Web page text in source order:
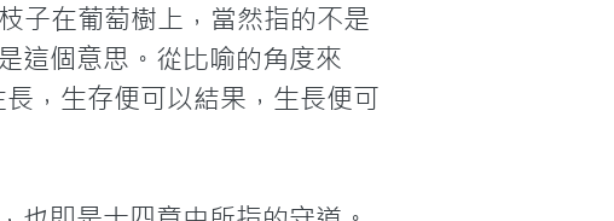
子在葡萄樹上，當然指的不是
這個意思。從比喻的角度來
，生存便可以結果，生長便可